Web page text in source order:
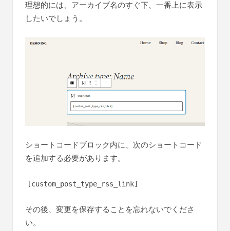
理想的には、アーカイブ名のすぐ下、一番上に表示
したいでしょう。
ショートコードブロック内に、次のショートコード
を追加する必要があります。
[custom_post_type_rss_link]
その後、変更を保存することを忘れないでくださ
い。